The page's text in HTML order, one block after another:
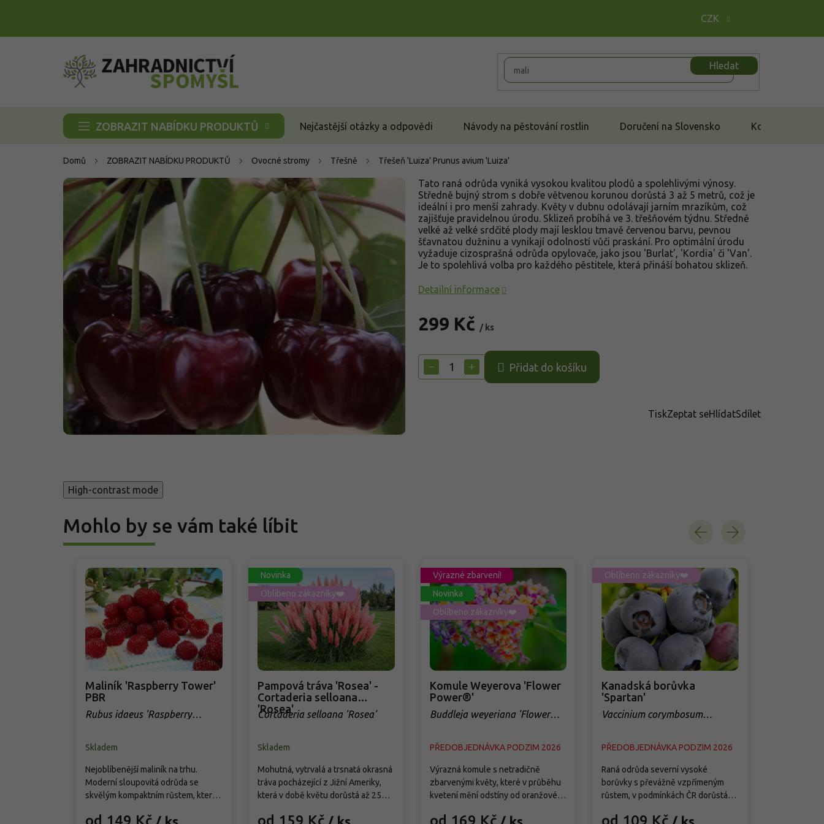
CZK
Hledat
ZOBRAZIT NABÍDKU PRODUKTŮ Nejčastější otázky a odpovědi Návody na pěstování rostlin Doručení na Slovensko Kontakt
Domů ZOBRAZIT NABÍDKU PRODUKTŮ Ovocné stromy Třešně Třešeň 'Luiza' Prunus avium 'Luiza'
299 Kč / ks
cena:
+
− Přidat do košíku
Tato raná odrůda vyniká vysokou kvalitou plodů a spolehlivými výnosy.
Středně bujný strom s dobře větvenou korunou dorůstá 3 až 5 metrů, což je
ideální i pro menší zahrady. Květy v dubnu odolávají jarním mrazíkům, což
zajišťuje pravidelnou úrodu. Sklizeň probíhá ve 3. třešňovém týdnu. Středně
velké až velké srdčité plody mají lesklou tmavě červenou barvu, pevnou
šťavnatou dužninu a vynikají odolností vůči praskání. Pro optimální úrodu
vyžaduje cizosprašná odrůda opylovače, jako jsou 'Burlat', 'Kordia' či 'Van'.
Je to spolehlivá volba pro každého pěstitele, která přináší bohatou sklizeň.
Detailní informace
TiskZeptat seHlídatSdílet
High-contrast mode
Mohlo by se vám také líbit
Maliník 'Raspberry Tower'
PBR
Rubus idaeus 'Raspberry
Skladem
Nejoblíbenější maliník na trhu.
Moderní sloupovitá odrůda se
skvělým kompaktním růstem, která
úrodu velkých, sladkých a
Novinka
Oblíbeno zákazníky❤️
Pampová tráva 'Rosea' -
Cortaderia selloana
'Rosea'
Cortaderia selloana 'Rosea'
Skladem
Mohutná, vytrvalá a trsnatá okrasná
tráva pocházející z Jižní Ameriky,
která v době květu dorůstá až 250
chocholatá květenství světle
Výrazné zbarvení!
Novinka
Oblíbeno zákazníky❤️
Komule Weyerova 'Flower
Power®'
Buddleja weyeriana 'Flower
PŘEDOBJEDNÁVKA PODZIM 2026
Výrazná komule s netradičně
zbarvenými květy, které v průběhu
kvetení mění odstíny od oranžové
od července do září a pravidelně
Oblíbeno zákazníky❤️
Kanadská borůvka
'Spartan'
Vaccinium corymbosum
PŘEDOBJEDNÁVKA PODZIM 2026
Raná odrůda severní vysoké
borůvky s převážně vzpřímeným
růstem, v podmínkách ČR dorůstá
vytváří středně hustý keř s pevnými